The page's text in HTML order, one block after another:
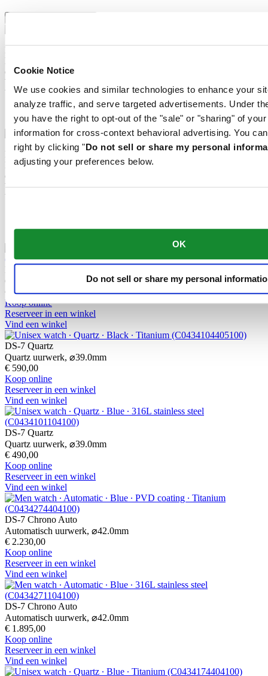
Cookie Notice
We use cookies and similar technologies to enhance your
analyze traffic, and serve targeted advertisements. Under
you have the right to opt-out of the "sale" or "sharing" of
information for cross-context behavioral advertising. You
right by clicking "Do not sell or share my personal
adjusting your preferences below.
OK
Do not sell or share my personal
Het mechanische uurwerk van dit horloge is uitgerust met een
Nivachron™-balansveer. Dit innovatieve materiaal werd ontwikkeld
om de weerstand tegen magnetische velden te verhogen. Het is een
belangrijk onderdeel dat een blijvende bijdrage levert aan de
betrouwbaarheid, robuustheid en nauwkeurigheid van het horloge.
Nivachron™-balansveer
Het mechanische uurwerk van dit horloge is uitgerust met een
Nivachron™-balansveer. Dit innovatieve materiaal werd ontwikkeld
om de weerstand tegen magnetische velden te verhogen. Het is een
belangrijk onderdeel dat een blijvende bijdrage levert aan de
betrouwbaarheid, robuustheid en nauwkeurigheid van het horloge.
DS-7 Quartz
Quartz uurwerk,
39.0mm
€ 490,00
Koop online
Reserveer in een winkel
Vind een winkel
DS-7 Quartz
Quartz uurwerk, ⌀39.0mm
€ 590,00
Koop online
Reserveer in een winkel
Vind een winkel
DS-7 Quartz
Quartz uurwerk, ⌀39.0mm
€ 490,00
Koop online
Reserveer in een winkel
Vind een winkel
DS-7 Chrono Auto
Automatisch uurwerk, ⌀42.0mm
€ 2.230,00
Koop online
Reserveer in een winkel
Vind een winkel
DS-7 Chrono Auto
Automatisch uurwerk, ⌀42.0mm
€ 1.895,00
Koop online
Reserveer in een winkel
Vind een winkel